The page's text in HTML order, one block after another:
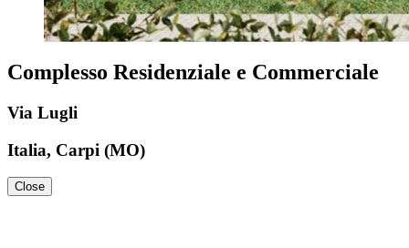
Complesso Residenziale e Commerciale
Via Lugli
Italia, Carpi (MO)
Close